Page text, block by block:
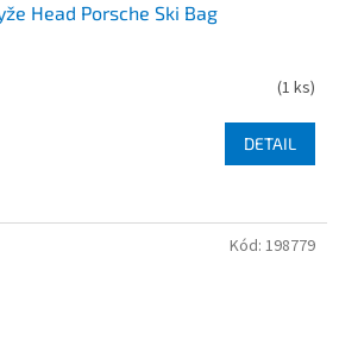
Head Porsche Ski Bag
(1 ks)
DETAIL
Kód: 198779